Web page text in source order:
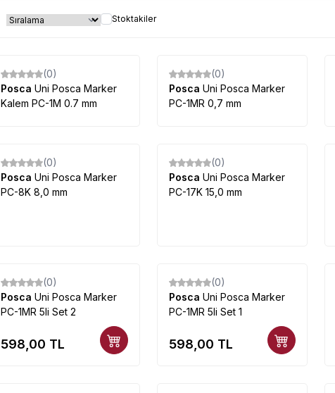
Stoktakiler
%9
(0)
Posca Uni Posca Marker
Kalem PC-1M 0.7 mm
%9
(0)
Posca Uni Posca Marker
PC-1MR 0,7 mm
%9
(0)
Posca Uni Posca Marker
PC-8K 8,0 mm
(0)
Posca Uni Posca Marker
PC-17K 15,0 mm
(0)
Posca Uni Posca Marker
PC-1MR 5li Set 2
598,00 TL
(0)
Posca Uni Posca Marker
PC-1MR 5li Set 1
598,00 TL